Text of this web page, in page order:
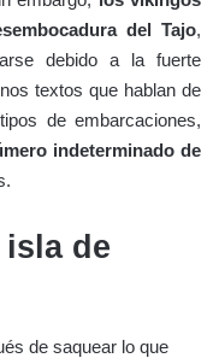
del Tajo,
debido a la fuerte
textos que hablan de
de embarcaciones,
indeterminado de
de
de saquear lo que